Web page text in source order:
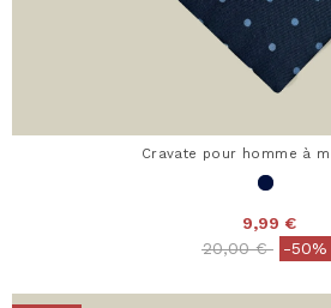
Cravate pour homme à
9,99 €
Price reduced
20,00 €to-50%